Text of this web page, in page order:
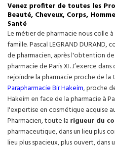
Venez profiter de toutes les
Beauté, Cheveux, Corps,
Santé
Le métier de pharmacie nous colle
famille. Pascal LEGRAND
de pharmacien, après l'obtention
pharmacie de Paris XI. J’exerce
rejoindre la pharmacie proche de la
Parapharmacie Bir Hakeim, proche
Hakeim en face de la pharmacie à
l'expertise en cosmétique acquise
Pharmacien, toute la rigueur du
pharmaceutique, dans un lieu plus
lieu plus spacieux, plus ouvert, dans